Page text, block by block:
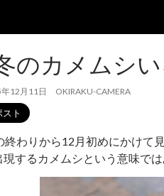
のカメムシ
12月11日 OKIRAKU-CAMERA
終わりから12月初めにかけて
するカメムシという意味では